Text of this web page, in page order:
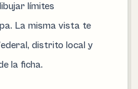
límites
La misma vista te
distrito local y
la ficha.